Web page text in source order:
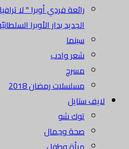
رائعة فردي أوبرا " لا
الجديد بدار الأوبرا
سينما
شعر وادب
مسرح
مسلسلات رمضان 2018
لايف ستايل
توك شو
صحة وجمال